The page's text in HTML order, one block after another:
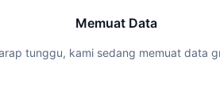
Memuat Data
tunggu, kami sedang memuat data